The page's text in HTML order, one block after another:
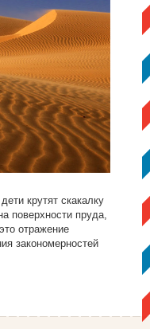
крутят скакалку
поверхности пруда,
отражение
закономерностей